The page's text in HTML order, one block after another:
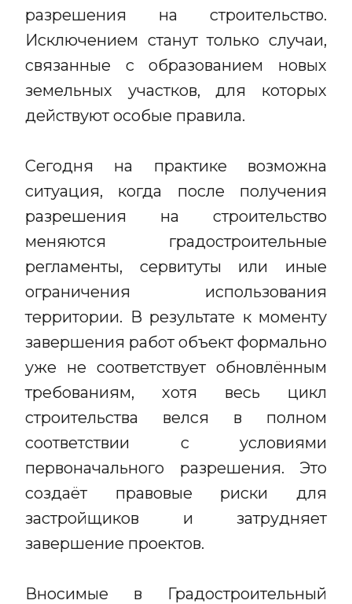
разрешения на строительство.
Исключением станут только случаи,
связанные с образованием новых
земельных участков, для которых
действуют особые правила.
Сегодня на практике возможна
ситуация, когда после получения
разрешения на строительство
меняются градостроительные
регламенты, сервитуты или иные
ограничения использования
территории. В результате к моменту
завершения работ объект формально
уже не соответствует обновлённым
требованиям, хотя весь цикл
строительства велся в полном
соответствии с условиями
первоначального разрешения. Это
создаёт правовые риски для
застройщиков и затрудняет
завершение проектов.
Вносимые в Градостроительный